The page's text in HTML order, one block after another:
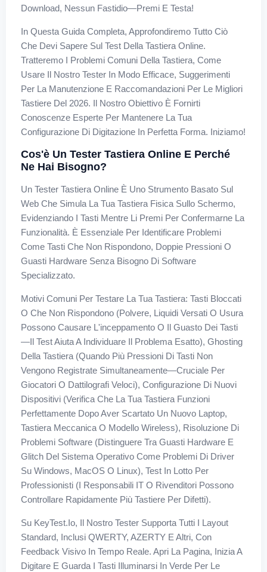
Download, Nessun Fastidio—Premi E Testa!
In Questa Guida Completa, Approfondiremo Tutto Ciò
Che Devi Sapere Sul Test Della Tastiera Online.
Tratteremo I Problemi Comuni Della Tastiera, Come
Usare Il Nostro Tester In Modo Efficace, Suggerimenti
Per La Manutenzione E Raccomandazioni Per Le Migliori
Tastiere Del 2026. Il Nostro Obiettivo È Fornirti
Conoscenze Esperte Per Mantenere La Tua
Configurazione Di Digitazione In Perfetta Forma. Iniziamo!
Cos'è Un Tester Tastiera Online E Perché
Ne Hai Bisogno?
Un Tester Tastiera Online È Uno Strumento Basato Sul
Web Che Simula La Tua Tastiera Fisica Sullo Schermo,
Evidenziando I Tasti Mentre Li Premi Per Confermarne La
Funzionalità. È Essenziale Per Identificare Problemi
Come Tasti Che Non Rispondono, Doppie Pressioni O
Guasti Hardware Senza Bisogno Di Software
Specializzato.
Motivi Comuni Per Testare La Tua Tastiera: Tasti Bloccati
O Che Non Rispondono (polvere, Liquidi Versati O Usura
Possono Causare L'inceppamento O Il Guasto Dei Tasti
—il Test Aiuta A Individuare Il Problema Esatto), Ghosting
Della Tastiera (quando Più Pressioni Di Tasti Non
Vengono Registrate Simultaneamente—Cruciale Per
Giocatori O Dattilografi Veloci), Configurazione Di Nuovi
Dispositivi (verifica Che La Tua Tastiera Funzioni
Perfettamente Dopo Aver Scartato Un Nuovo Laptop,
Tastiera Meccanica O Modello Wireless), Risoluzione Di
Problemi Software (distinguere Tra Guasti Hardware E
Glitch Del Sistema Operativo Come Problemi Di Driver
Su Windows, MacOS O Linux), Test In Lotto Per
Professionisti (i Responsabili IT O Rivenditori Possono
Controllare Rapidamente Più Tastiere Per Difetti).
Su KeyTest.io, Il Nostro Tester Supporta Tutti I Layout
Standard, Inclusi QWERTY, AZERTY E Altri, Con
Feedback Visivo In Tempo Reale. Apri La Pagina, Inizia A
Digitare E Guarda I Tasti Illuminarsi In Verde Per Le